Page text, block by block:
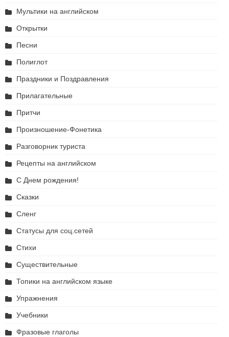
Мультики на английском
Открытки
Песни
Полиглот
Праздники и Поздравления
Прилагательные
Притчи
Произношение-Фонетика
Разговорник туриста
Рецепты на английском
С Днем рождения!
Сказки
Сленг
Статусы для соц.сетей
Стихи
Существительные
Топики на английском языке
Упражнения
Учебники
Фразовые глаголы